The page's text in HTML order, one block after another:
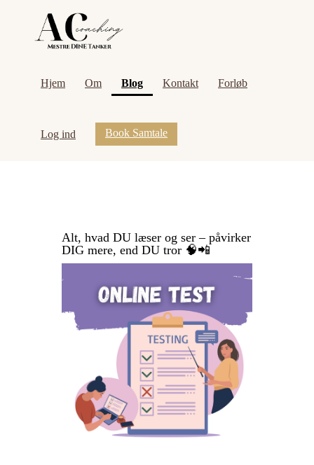
Hjem Om Blog(current)
Kontakt Forløb
Log ind Book Samtale
Alt, hvad DU læser og ser – påvirker
DIG mere, end DU tror 🧠📲